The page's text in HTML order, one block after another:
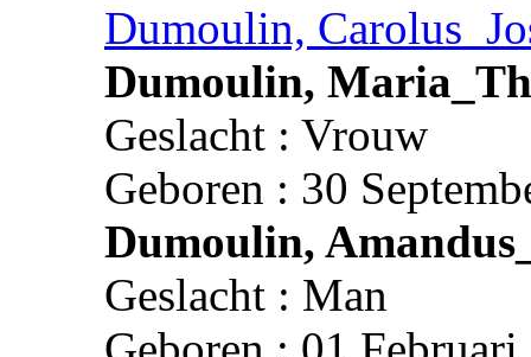
Dumoulin,
Dumoulin,
Geslacht : Vrouw
Geboren : 30
Dumoulin,
Geslacht : Man